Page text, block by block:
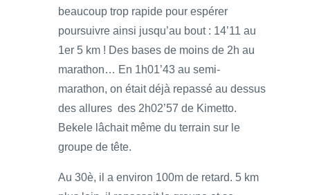
beaucoup trop rapide pour espérer
poursuivre ainsi jusqu’au bout : 14’11 au
1er 5 km ! Des bases de moins de 2h au
marathon… En 1h01’43 au semi-
marathon, on était déjà repassé au dessus
des allures des 2h02’57 de Kimetto.
Bekele lâchait même du terrain sur le
groupe de tête.
Au 30è, il a environ 100m de retard. 5 km